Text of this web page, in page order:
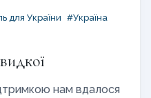
для України #Україна
нам вдалося